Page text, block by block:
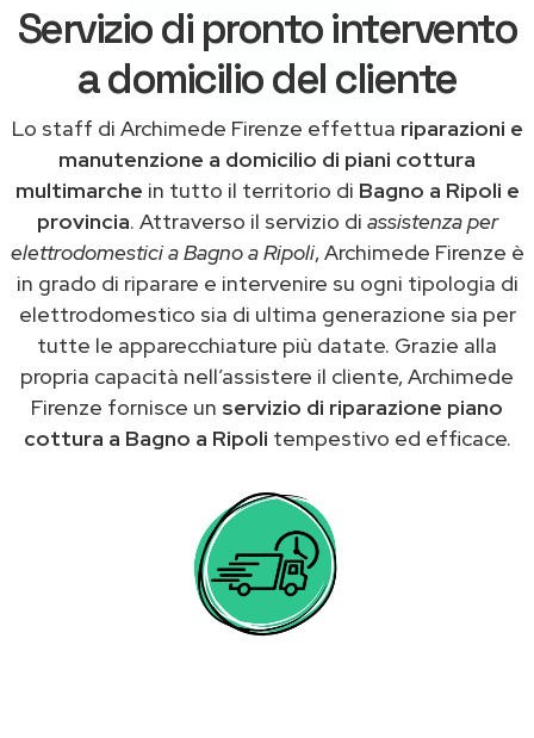
Servizio di pronto intervento
a domicilio del cliente
Lo staff di Archimede Firenze effettua riparazioni e
manutenzione a domicilio di piani cottura
multimarche in tutto il territorio di Bagno a Ripoli e
provincia. Attraverso il servizio di assistenza per
elettrodomestici a Bagno a Ripoli, Archimede Firenze è
in grado di riparare e intervenire su ogni tipologia di
elettrodomestico sia di ultima generazione sia per
tutte le apparecchiature più datate. Grazie alla
propria capacità nell’assistere il cliente, Archimede
Firenze fornisce un servizio di riparazione piano
cottura a Bagno a Ripoli tempestivo ed efficace.